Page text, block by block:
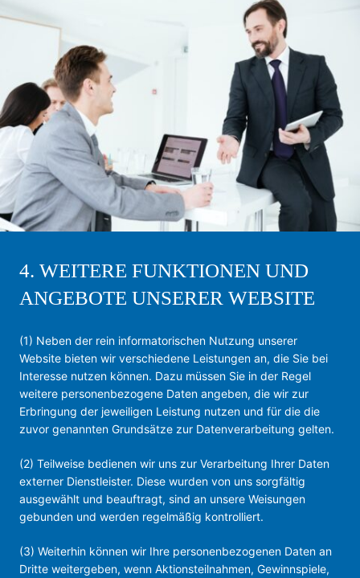
4. WEITERE FUNKTIONEN UND
ANGEBOTE UNSERER WEBSITE
(1) Neben der rein informatorischen Nutzung unserer
Website bieten wir verschiedene Leistungen an, die Sie bei
Interesse nutzen können. Dazu müssen Sie in der Regel
weitere personenbezogene Daten angeben, die wir zur
Erbringung der jeweiligen Leistung nutzen und für die die
zuvor genannten Grundsätze zur Datenverarbeitung gelten.
(2) Teilweise bedienen wir uns zur Verarbeitung Ihrer Daten
externer Dienstleister. Diese wurden von uns sorgfältig
ausgewählt und beauftragt, sind an unsere Weisungen
gebunden und werden regelmäßig kontrolliert.
(3) Weiterhin können wir Ihre personenbezogenen Daten an
Dritte weitergeben, wenn Aktionsteilnahmen, Gewinnspiele,